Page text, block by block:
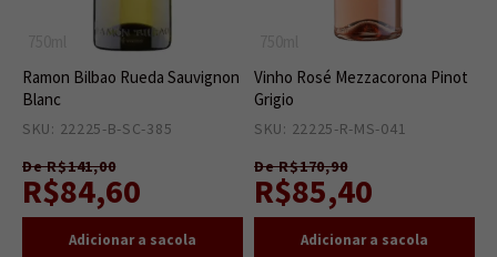
Ramon Bilbao Rueda Sauvignon
Blanc
SKU: 22225-B-SC-385
De R$141,00
R$84,60
Vinho Rosé Mezzacorona Pinot
Grigio
SKU: 22225-R-MS-041
De R$170,90
R$85,40